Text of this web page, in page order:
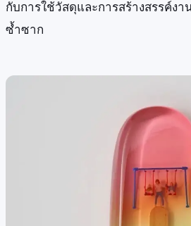
กับการใช้วัสดุและการสร้างสรรค์ง
ซ้ำซาก